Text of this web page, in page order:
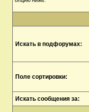
Искать в подфорумах:
Поле сортировки:
Искать сообщения за: